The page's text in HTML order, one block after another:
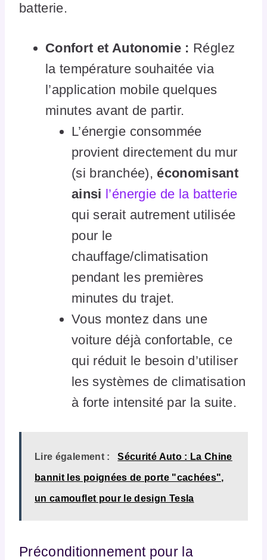
batterie.
Confort et Autonomie : Réglez
la température souhaitée via
l’application mobile quelques
minutes avant de partir.
L’énergie consommée
provient directement du mur
(si branchée), économisant
ainsi l’énergie de la batterie
qui serait autrement utilisée
pour le
chauffage/climatisation
pendant les premières
minutes du trajet.
Vous montez dans une
voiture déjà confortable, ce
qui réduit le besoin d’utiliser
les systèmes de climatisation
à forte intensité par la suite.
Lire également : Sécurité Auto : La Chine
bannit les poignées de porte "cachées",
un camouflet pour le design Tesla
Préconditionnement pour la